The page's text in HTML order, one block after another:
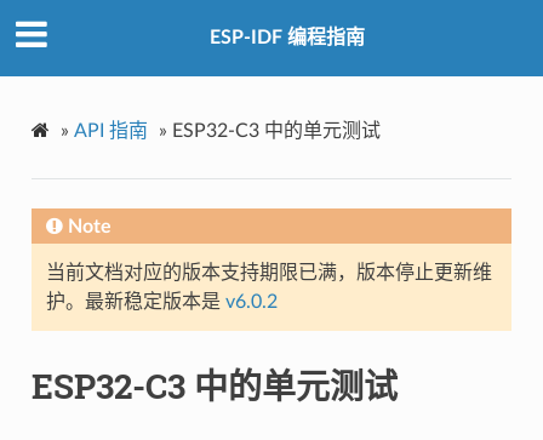
ESP-IDF 编程指南
» API 指南 » ESP32-C3 中的单元测试
Note
当前文档对应的版本支持期限已满，版本停止更新维
护。最新稳定版本是 v6.0.2
ESP32-C3 中的单元测试